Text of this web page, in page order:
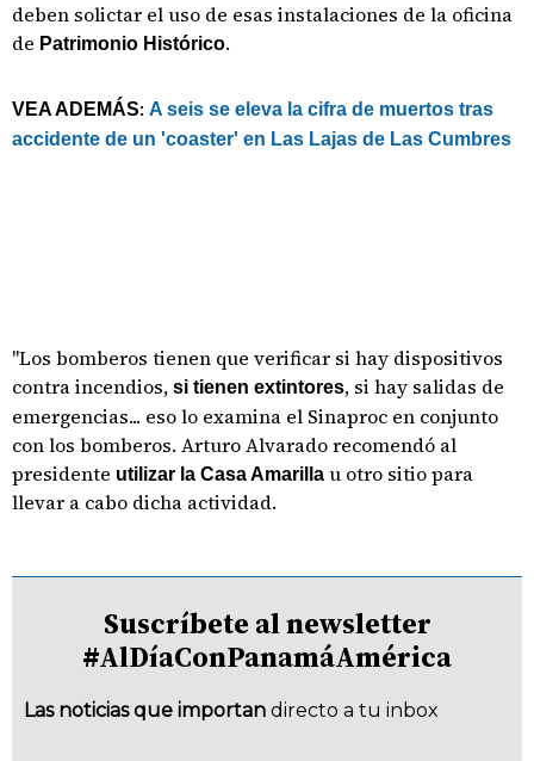
deben solictar el uso de esas instalaciones de la oficina
de Patrimonio Histórico.
VEA ADEMÁS: A seis se eleva la cifra de muertos tras
accidente de un 'coaster' en Las Lajas de Las Cumbres
"Los bomberos tienen que verificar si hay dispositivos
contra incendios, si tienen extintores, si hay salidas de
emergencias... eso lo examina el Sinaproc en conjunto
con los bomberos. Arturo Alvarado recomendó al
presidente utilizar la Casa Amarilla u otro sitio para
llevar a cabo dicha actividad.
Suscríbete al newsletter
#AlDíaConPanamáAmérica
Las noticias que importan directo a tu inbox